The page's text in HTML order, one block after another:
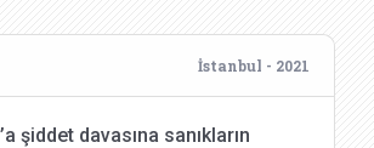
İstanbul - 2021
şiddet davasına sanıkların